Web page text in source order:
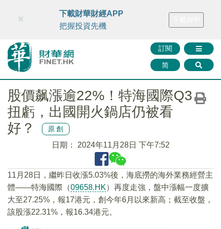
財華智庫網 FINTV FINMETA 財華證券 媒體矩陣
訂閱
简
×
下載財華財經APP
把握投資先機
股價飙漲逾22%！特海國際Q3
扭虧，出國開火鍋店仍被看
好？
原創
日期： 2024年11月28日 下午7:52
11月28日，繼昨日收漲5.03%後，海底撈的海外業務經營主
體——特海國際（09658.HK）再度走強，盤中漲幅一度擴
大至27.25%，報17港元，創今年6月以來新高；截至收盤，
該股漲22.31%，報16.34港元。